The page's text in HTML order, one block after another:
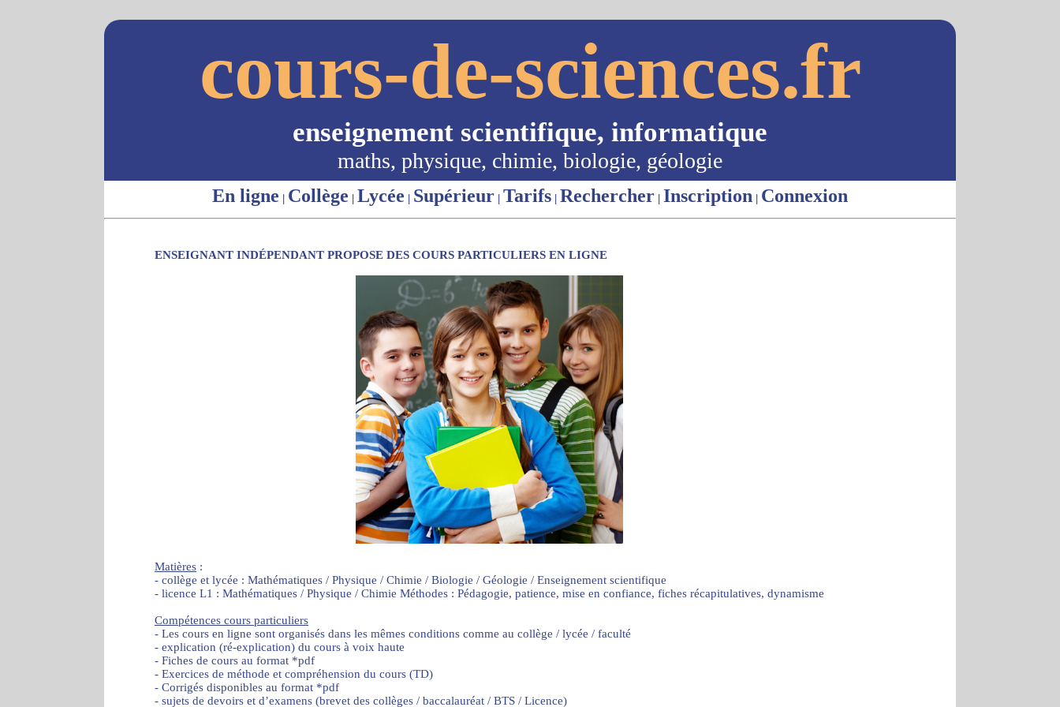
cours-de-sciences.fr
enseignement scientifique, informatique
maths, physique, chimie, biologie, géologie
En ligne | Collège | Lycée | Supérieur | Tarifs | Rechercher | Inscription | Connexion
ENSEIGNANT INDÉPENDANT PROPOSE DES COURS PARTICULIERS EN LIGNE
Matières :
- collège et lycée : Mathématiques / Physique / Chimie / Biologie / Géologie / Enseignement scientifique
- licence L1 : Mathématiques / Physique / Chimie Méthodes : Pédagogie, patience, mise en confiance, fiches récapitulatives, dynamisme
Compétences cours particuliers
- Les cours en ligne sont organisés dans les mêmes conditions comme au collège / lycée / faculté
- explication (ré-explication) du cours à voix haute
- Fiches de cours au format *pdf
- Exercices de méthode et compréhension du cours (TD)
- Corrigés disponibles au format *pdf
- sujets de devoirs et d’examens (brevet des collèges / baccalauréat / BTS / Licence)